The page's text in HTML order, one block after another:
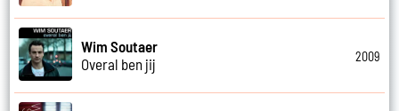
Wim Soutaer
Overal ben jij
2009